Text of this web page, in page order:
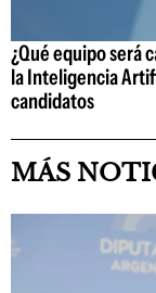
¿Qué equipo será
la Inteligencia
candidatos
MÁS